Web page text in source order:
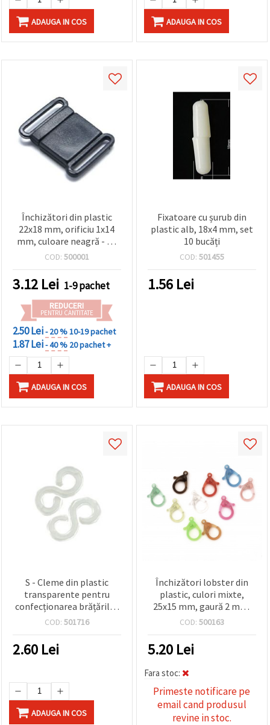
ADAUGA IN COS ADAUGA IN COS
Închizători din plastic
22x18 mm, orificiu 1x14
mm, culoare neagră - 10
bucăți
COD: 500001
3.12 Lei 1-9 pachet
REDUCERI
PENTRU CANTITATE
2.50 Lei- 20 %10-19 pachet
1.87 Lei- 40 % 20 pachet +
ADAUGA IN COS
Fixatoare cu șurub din
plastic alb, 18x4 mm, set
10 bucăți
COD: 501455
1.56 Lei
ADAUGA IN COS
S - Cleme din plastic
transparente pentru
confecționarea brățărilor
și colierelor, 13 mm - set
COD: 501716
2.60 Lei
ADAUGA IN COS
Închizători lobster din
plastic, culori mixte,
25x15 mm, gaură 2 mm,
pentru bijuterii și proiecte
COD: 500163
5.20 Lei
Fara stoc:
Primeste notificare pe
email cand produsul
revine in stoc.